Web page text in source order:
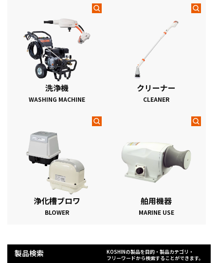
洗浄機
WASHING MACHINE
クリーナー
CLEANER
浄化槽ブロワ
BLOWER
舶用機器
MARINE USE
KOSHINの製品を目的・製品カテゴリ・
フリーワードから検索することができます。
製品検索